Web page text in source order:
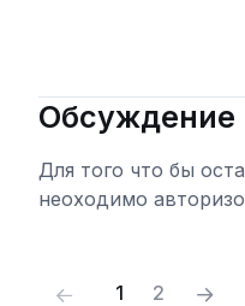
Обсуждение
Для того что бы
неоходимо
1 (current)
2